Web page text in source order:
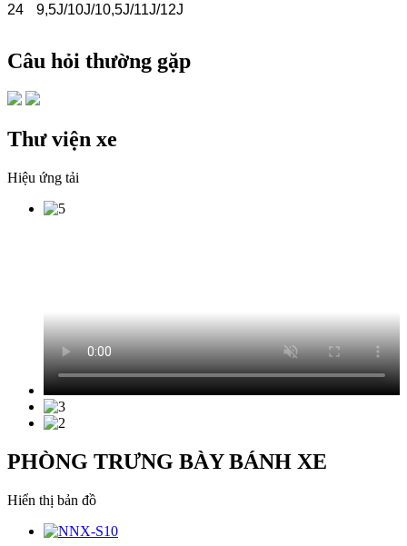
24 9,5J/10J/10,5J/11J/12J
Câu hỏi thường gặp
Thư viện xe
Hiệu ứng tải
PHÒNG TRƯNG BÀY BÁNH XE
Hiển thị bản đồ